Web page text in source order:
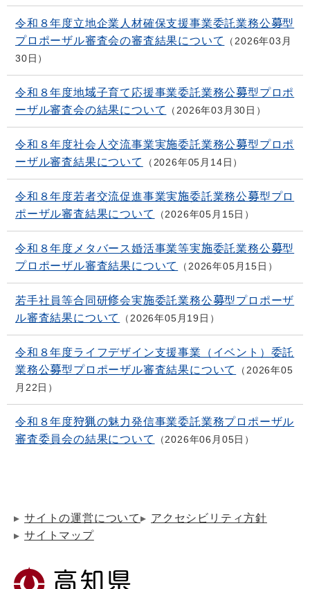
令和８年度立地企業人材確保支援事業委託業務公募型
プロポーザル審査会の審査結果について
2026年03月
30日
令和８年度地域子育て応援事業委託業務公募型プロポ
ーザル審査会の結果について
2026年03月30日
令和８年度社会人交流事業実施委託業務公募型プロポ
ーザル審査結果について
2026年05月14日
令和８年度若者交流促進事業実施委託業務公募型プロ
ポーザル審査結果について
2026年05月15日
令和８年度メタバース婚活事業等実施委託業務公募型
プロポーザル審査結果について
2026年05月15日
若手社員等合同研修会実施委託業務公募型プロポーザ
ル審査結果について
2026年05月19日
令和８年度ライフデザイン支援事業（イベント）委託
業務公募型プロポーザル審査結果について
2026年05
月22日
令和８年度狩猟の魅力発信事業委託業務プロポーザル
審査委員会の結果について
2026年06月05日
サイトの運営について
アクセシビリティ方針
サイトマップ